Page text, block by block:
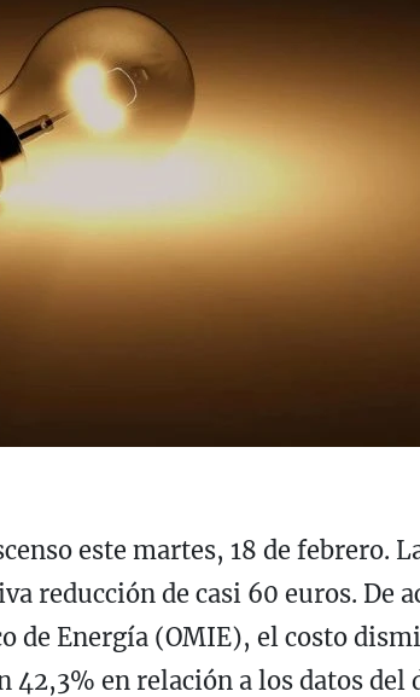
este martes, 18 de febrero.
reducción de casi 60 euros. De
Energía (OMIE), el costo
en relación a los datos del